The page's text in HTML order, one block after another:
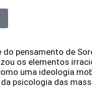
do pensamento de
os elementos
uma ideologia
psicologia das